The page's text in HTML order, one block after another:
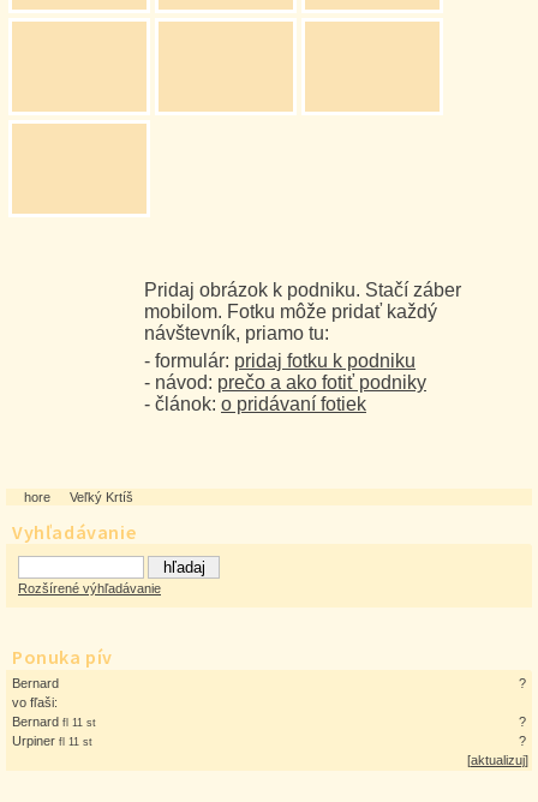
Vyhľadávanie
Rozšírené výhľadávanie
Ponuka pív
Bernard
?
vo fľaši:
Bernard fl 11 st
?
Urpiner fl 11 st
?
[aktualizuj]
Pridaj obrázok k podniku. Stačí záber
mobilom. Fotku môže pridať každý
návštevník, priamo tu:
- formulár: pridaj fotku k podniku
- návod: prečo a ako fotiť podniky
- článok: o pridávaní fotiek
hore Veľký Krtíš